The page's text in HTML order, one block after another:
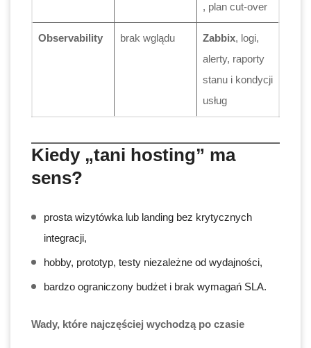
, plan cut-over
Observability brak wglądu Zabbix, logi,
alerty, raporty
stanu i kondycji
usług
Kiedy „tani hosting” ma
sens?
prosta wizytówka lub landing bez krytycznych
integracji,
hobby, prototyp, testy niezależne od wydajności,
bardzo ograniczony budżet i brak wymagań SLA.
Wady, które najczęściej wychodzą po czasie